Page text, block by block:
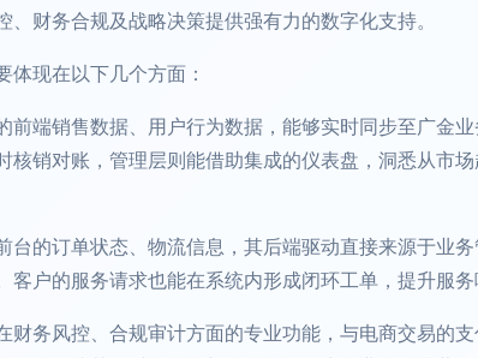
财务合规及战略决策提供强有力的数字化支持。
现在以下几个方面：
端销售数据、用户行为数据，能够实时同步至广金
销对账，管理层则能借助集成的仪表盘，洞悉从市
的订单状态、物流信息，其后端驱动直接来源于业
户的服务请求也能在系统内形成闭环工单，提升服
务风控、合规审计方面的专业功能，与电商交易的